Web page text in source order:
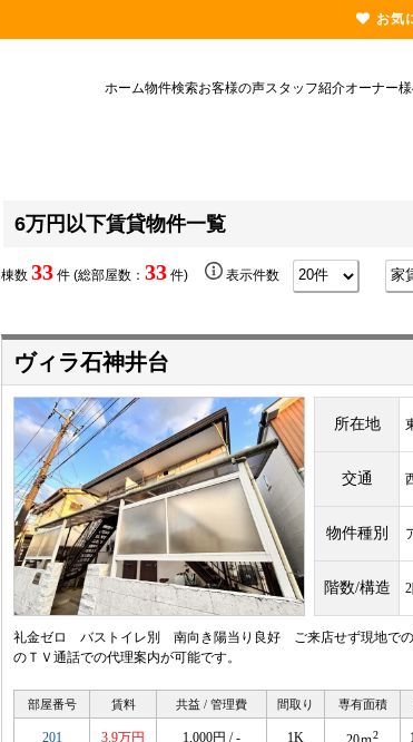
ホーム物件検索お客様の声スタッフ紹介オーナー
6万円以下賃貸物件一覧
棟数 33 件 (総部屋数： 33 件) 表示件数
ヴィラ石神井台
所在地
交通
物件種別
階数/構造
礼金ゼロ バストイレ別 南向き陽当り良好 ご来店せず現地での
のＴＶ通話での代理案内が可能です。
部屋番号 賃料 共益 / 管理費 間取り 専有面積
201 3.9万円 1,000円 / - 1K 2
お気